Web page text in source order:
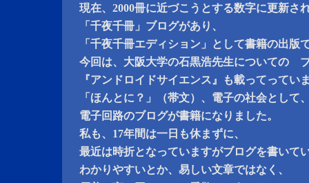
現在、2000冊に近づこうとする数字に更新さ
「千夜千冊」ブログがあり、
「千夜千冊エディション」として書籍の出版
今回は、大阪大学の石黒浩先生についての
『アンドロイドサイエンス』も載ってってい
「ほんとに？」（帯文）、電子の社会として
電子回路のブログが書籍になりました。
私も、17年間は一日も休まずに、
最近は時折となっていますがブログを書いて
わかりやすいとか、易しい文章ではなく、